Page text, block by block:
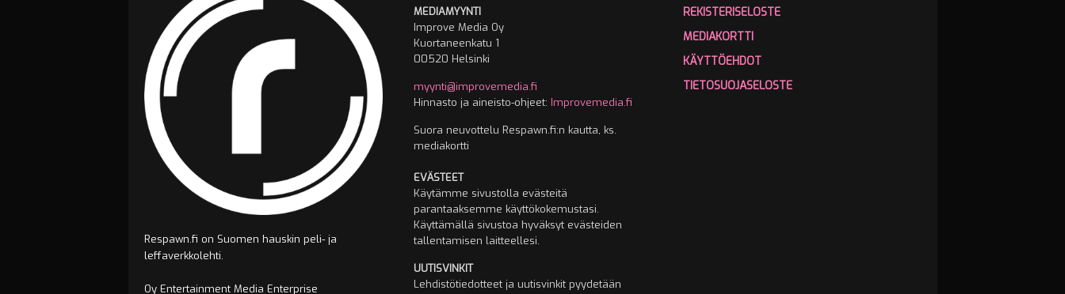
Respawn.fi on Suomen hauskin peli- ja
leffaverkkolehti.
Oy Entertainment Media Enterprise
MEDIAMYYNTI
Improve Media Oy
Kuortaneenkatu 1
00520 Helsinki
myynti@improvemedia.fi
Hinnasto ja aineisto-ohjeet: Improvemedia.fi
Suora neuvottelu Respawn.fi:n kautta, ks.
mediakortti
EVÄSTEET
Käytämme sivustolla evästeitä
parantaaksemme käyttökokemustasi.
Käyttämällä sivustoa hyväksyt evästeiden
tallentamisen laitteellesi.
UUTISVINKIT
Lehdistötiedotteet ja uutisvinkit pyydetään
REKISTERISELOSTE
MEDIAKORTTI
KÄYTTÖEHDOT
TIETOSUOJASELOSTE